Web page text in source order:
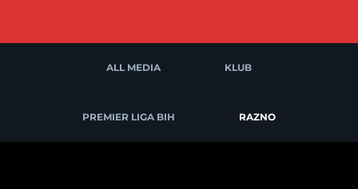
ALL MEDIA KLUB
PREMIER LIGA BIH RAZNO